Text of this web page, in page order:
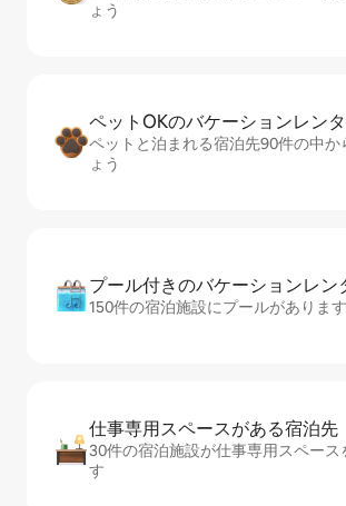
ょう
ペットOKのバ⁠ケ⁠ー⁠シ⁠ョ⁠ンレ⁠ン⁠
ペットと泊まれる宿泊先90件の中か
ょう
プール付きのバ⁠ケ⁠ー⁠シ⁠ョ⁠ンレ⁠ン⁠
150件の宿泊施設にプールがあります
仕事専用ス⁠ペ⁠ー⁠スがあ⁠る宿⁠泊⁠先
30件の宿泊施設が仕事専用スペース
す